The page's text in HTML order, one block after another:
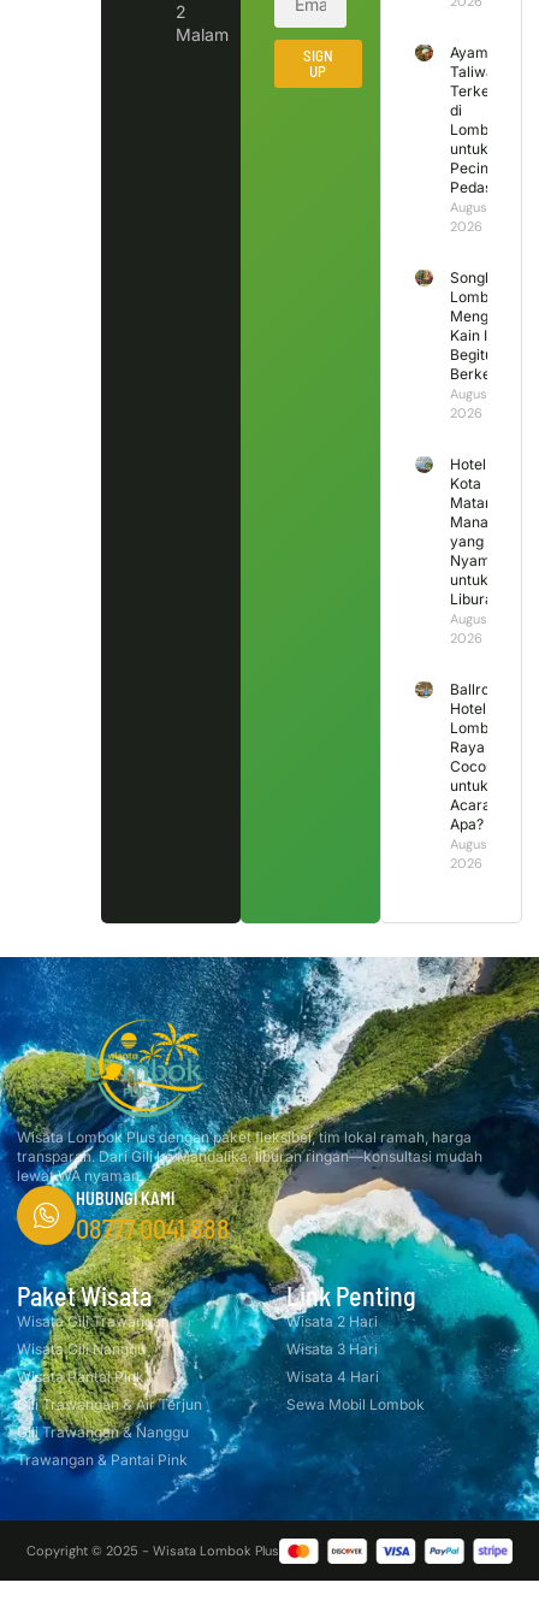
2
Malam
SIGN
UP
Ayam
Taliwang
Terkenal
di
Lombok
untuk
Pecinta
Pedas
August 6,
2026
Songket
Lombok
Mengapa
Kain Ini
Begitu
Berkesan?
August 5,
2026
Hotel di
Kota
Mataram
Mana
yang
Nyaman
untuk
Liburan?
August 4,
2026
Ballroom
Hotel
Lombok
Raya
Cocok
untuk
Acara
Apa?
August 3,
2026
Wisata Lombok Plus dengan paket fleksibel, tim lokal ramah, harga
transparan. Dari Gili ke Mandalika, liburan ringan—konsultasi mudah
lewat WA nyaman.
HUBUNGI KAMI
08777 0041 888
Paket Wisata
Wisata Gili Trawangan
Wisata Gili Nanggu
Wisata Pantai Pink
Gili Trawangan & Air Terjun
Gili Trawangan & Nanggu
Trawangan & Pantai Pink
Link Penting
Wisata 2 Hari
Wisata 3 Hari
Wisata 4 Hari
Sewa Mobil Lombok
Copyright © 2025 - Wisata Lombok Plus